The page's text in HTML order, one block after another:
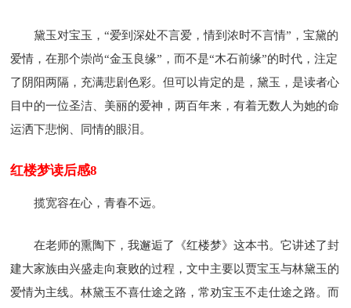
黛玉对宝玉，“爱到深处不言爱，情到浓时不言情”，宝黛的
爱情，在那个崇尚“金玉良缘”，而不是“木石前缘”的时代，注定
了阴阳两隔，充满悲剧色彩。但可以肯定的是，黛玉，是读者心
目中的一位圣洁、美丽的爱神，两百年来，有着无数人为她的命
运洒下悲悯、同情的眼泪。
红楼梦读后感8
揽宽容在心，青春不远。
在老师的熏陶下，我邂逅了《红楼梦》这本书。它讲述了封
建大家族由兴盛走向衰败的过程，文中主要以贾宝玉与林黛玉的
爱情为主线。林黛玉不喜仕途之路，常劝宝玉不走仕途之路。而